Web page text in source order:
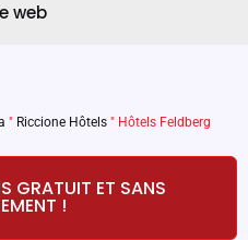
web
" Riccione Hôtels " Hôtels Feldberg
GRATUIT ET SANS
!